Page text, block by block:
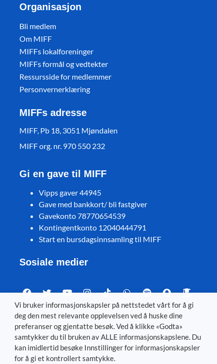
Organisasjon
Bli medlem
Om MIFF
MIFFs lokalforeninger
MIFFs formål og vedtekter
Ressursside for medlemmer
Personvernerklæring
MIFFs adresse
MIFF, Pb 18, 3051 Mjøndalen
MIFF org. nr. 970 550 232
Gi en gave til MIFF
Vipps gaver 44945
Gave med bankkort/ bli fastgiver
Gavekonto 78770654539
Kontingentkonto 12040444791
Start en bursdagsinnsamling til MIFF
Sosiale medier
Visit MIFF in other languages
Svenska– Dansk–Deutsch–Íslenska–English
Vi bruker informasjonskapsler på nettstedet vårt for å gi
deg den mest relevante opplevelsen ved å huske dine
preferanser og gjentatte besøk. Ved å klikke «Godta»
samtykker du til bruken av ALLE informasjonskapslene. Du
kan imidlertid besøke Innstillinger for informasjonskapsler
for å gi et kontrollert samtykke.